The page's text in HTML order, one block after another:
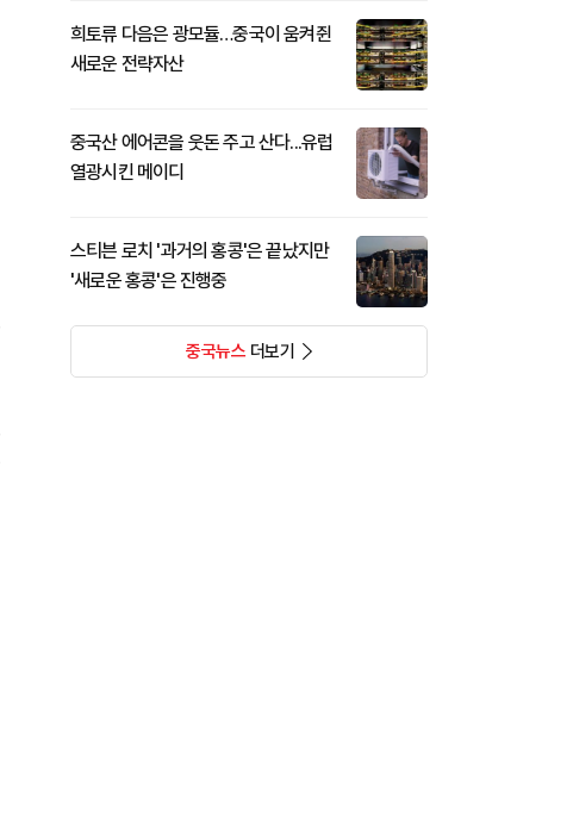
희토류 다음은 광모듈…중국이 움켜쥔
새로운 전략자산
중국산 에어콘을 웃돈 주고 산다...유럽
열광시킨 메이디
스티븐 로치 '과거의 홍콩'은 끝났지만
'새로운 홍콩'은 진행중
중국뉴스더보기